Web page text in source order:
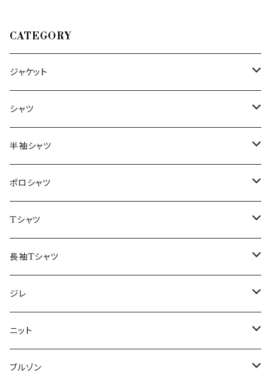
CATEGORY
ジャケット
～44/S
46/M
48/L
50/XL～
シャツ
～44/S
46/M
48/L
50/XL～
半袖シャツ
～44/S
46/M
48/L
50/XL～
ポロシャツ
～44/S
46/M
48/L
50/XL～
Tシャツ
～44/S
46/M
48/L
50/XL～
長袖Tシャツ
～44/S
46/M
48/L
ジレ
～44/S
46/M
ニット
～44/S
ブルゾン